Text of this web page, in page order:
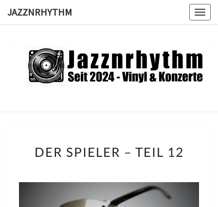
JAZZNRHYTHM
Seit
2024 –
SPIELER
TEIL
DER SPIELER – TEIL 12